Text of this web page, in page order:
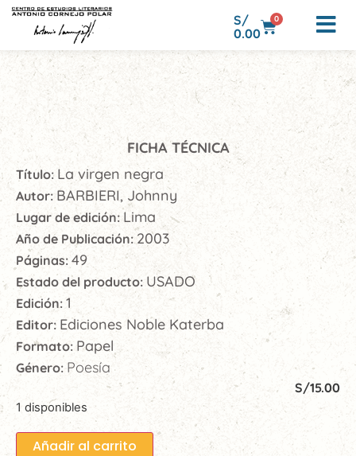
S/
0.00
0
FICHA TÉCNICA
Título: La virgen negra
Autor: BARBIERI, Johnny
Lugar de edición: Lima
Año de Publicación:2003
Páginas: 49
Estado del producto: USADO
Edición: 1
Editor: Ediciones Noble Katerba
Formato: Papel
Género: Poesía
S/15.00
1 disponibles
Añadir al carrito